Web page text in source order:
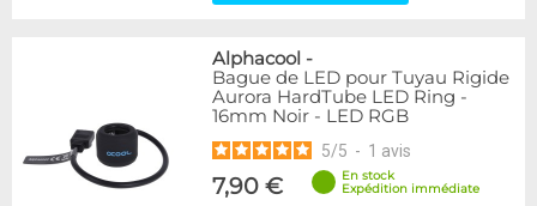
Alphacool -
Bague de LED pour Tuyau Rigide
Aurora HardTube LED Ring -
16mm Noir - LED RGB
5/5 - 1 avis
7,90 €
En stock
Expédition immédiate